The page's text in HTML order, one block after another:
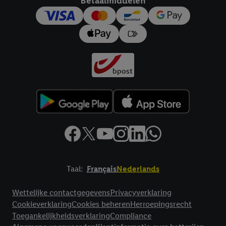
Taal: FrançaisNederlands
Wettelijke contactgegevensPrivacyverklaring
CookieverklaringCookies beherenHerroepingsrecht
ToegankelijkheidsverklaringCompliance
trekken, vindt u in onzeprivacyverklaring.Je vindt het
impressum hier.